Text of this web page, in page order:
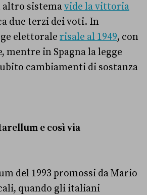
altro sistemavide la vittoria
due terzi dei voti. In
elettorale risale al 1949, con
mentre in Spagna la legge
cambiamenti di sostanza
e così via
del 1993 promossi da Mario
quando gli italiani